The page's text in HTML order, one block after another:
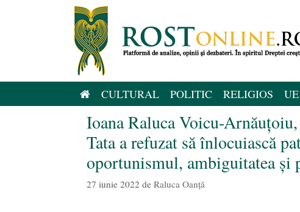
CULTURAL POLITIC RELIGIOS UE
Ioana Raluca Voicu-
Tata a refuzat să înlocuiască
oportunismul, ambiguitatea şi
27 iunie 2022 de Raluca Oanță